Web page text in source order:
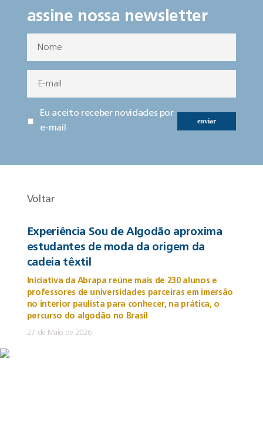
assine nossa newsletter
Eu aceito receber novidades por
e-mail
enviar
Voltar
Experiência Sou de Algodão aproxima
estudantes de moda da origem da
cadeia têxtil
Iniciativa da Abrapa reúne mais de 230 alunos e
professores de universidades parceiras em imersão
no interior paulista para conhecer, na prática, o
percurso do algodão no Brasil
27 de Maio de 2026